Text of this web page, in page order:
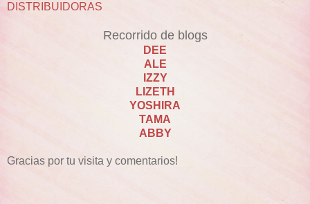
DISTRIBUIDORAS
Recorrido de blogs
DEE
ALE
IZZY
LIZETH
YOSHIRA
TAMA
ABBY
Gracias por tu visita y comentarios!